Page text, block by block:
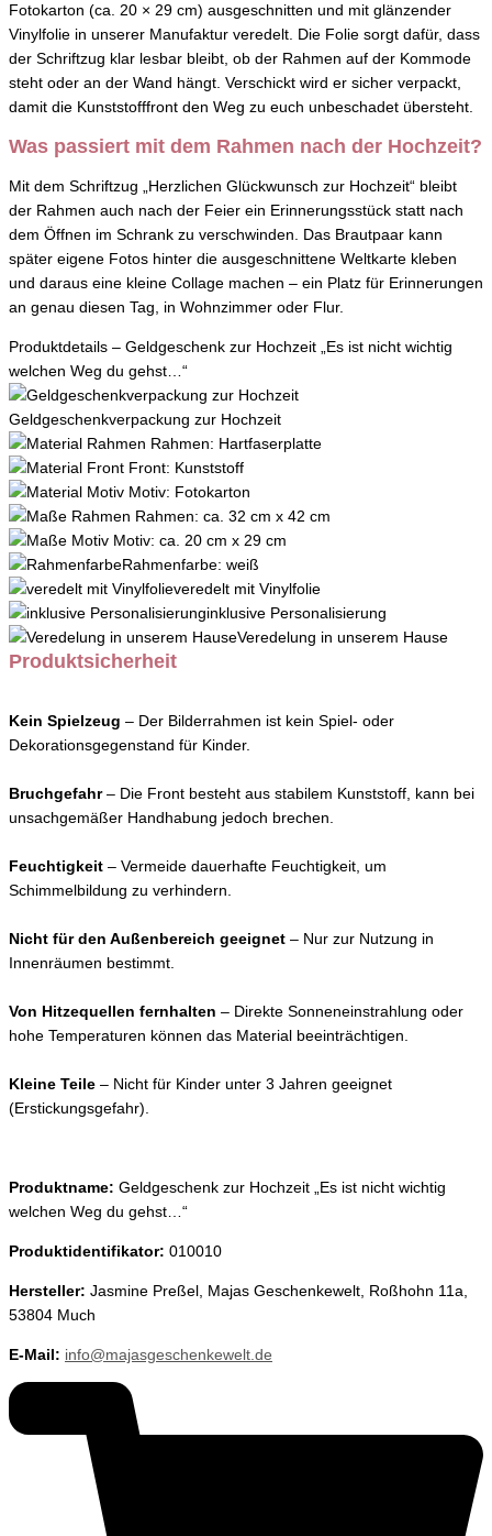
Fotokarton (ca. 20 × 29 cm) ausgeschnitten und mit glänzender
Vinylfolie in unserer Manufaktur veredelt. Die Folie sorgt dafür, dass
der Schriftzug klar lesbar bleibt, ob der Rahmen auf der Kommode
steht oder an der Wand hängt. Verschickt wird er sicher verpackt,
damit die Kunststofffront den Weg zu euch unbeschadet übersteht.
Was passiert mit dem Rahmen nach der Hochzeit?
Mit dem Schriftzug „Herzlichen Glückwunsch zur Hochzeit“ bleibt
der Rahmen auch nach der Feier ein Erinnerungsstück statt nach
dem Öffnen im Schrank zu verschwinden. Das Brautpaar kann
später eigene Fotos hinter die ausgeschnittene Weltkarte kleben
und daraus eine kleine Collage machen – ein Platz für Erinnerungen
an genau diesen Tag, in Wohnzimmer oder Flur.
Produktdetails – Geldgeschenk zur Hochzeit „Es ist nicht wichtig
welchen Weg du gehst…“
Geldgeschenkverpackung zur Hochzeit
Rahmen: Hartfaserplatte
Front: Kunststoff
Motiv: Fotokarton
Rahmen: ca. 32 cm x 42 cm
Motiv: ca. 20 cm x 29 cm
Rahmenfarbe: weiß
veredelt mit Vinylfolie
inklusive Personalisierung
Veredelung in unserem Hause
Produktsicherheit
Kein Spielzeug – Der Bilderrahmen ist kein Spiel- oder
Dekorationsgegenstand für Kinder.
Bruchgefahr– Die Front besteht aus stabilem Kunststoff, kann bei
unsachgemäßer Handhabung jedoch brechen.
Feuchtigkeit – Vermeide dauerhafte Feuchtigkeit, um
Schimmelbildung zu verhindern.
Nicht für den Außenbereich geeignet – Nur zur Nutzung in
Innenräumen bestimmt.
Von Hitzequellen fernhalten – Direkte Sonneneinstrahlung oder
hohe Temperaturen können das Material beeinträchtigen.
Kleine Teile – Nicht für Kinder unter 3 Jahren geeignet
(Erstickungsgefahr).
Produktname: Geldgeschenk zur Hochzeit „Es ist nicht wichtig
welchen Weg du gehst…“
Produktidentifikator: 010010
Hersteller: Jasmine Preßel, Majas Geschenkewelt, Roßhohn 11a,
53804 Much
E-Mail: info@majasgeschenkewelt.de